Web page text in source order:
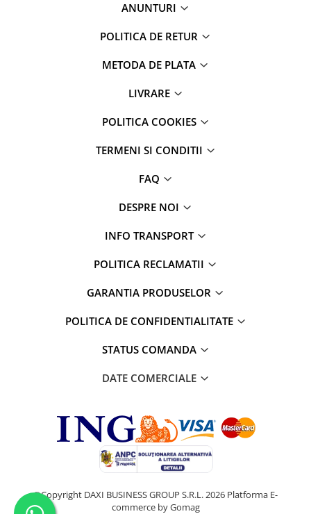
ANUNTURI
POLITICA DE RETUR
METODA DE PLATA
LIVRARE
POLITICA COOKIES
TERMENI SI CONDITII
FAQ
DESPRE NOI
INFO TRANSPORT
POLITICA RECLAMATII
GARANTIA PRODUSELOR
POLITICA DE CONFIDENTIALITATE
STATUS COMANDA
DATE COMERCIALE
©Copyright DAXI BUSINESS GROUP S.R.L. 2026 Platforma E-
commerce by Gomag